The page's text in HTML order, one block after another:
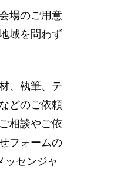
場のご用意
域を問わず
、執筆、テ
どのご依頼
相談やご依
フォームの
センジャ